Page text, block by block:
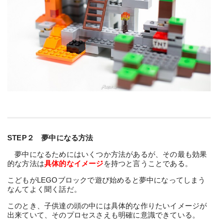
STEP２ 夢中になる方法
夢中になるためにはいくつか方法があるが、その最も効果
的な方法は具体的なイメージを持つと言うことである。
こどもがLEGOブロックで遊び始めると夢中になってしまう
なんてよく聞く話だ。
このとき、子供達の頭の中には具体的な作りたいイメージが
出来ていて、そのプロセスさえも明確に意識できている。